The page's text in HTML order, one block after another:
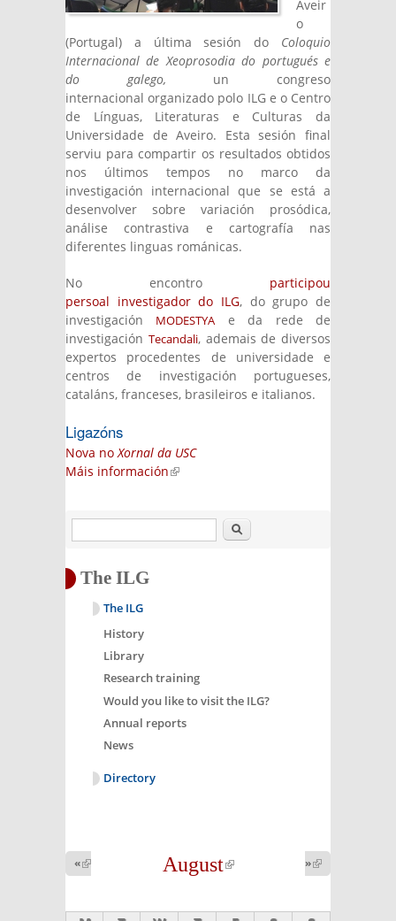
Aveir
o
(Portugal) a última sesión do Coloquio
Internacional de Xeoprosodia do portugués e
do galego, un congreso
internacional organizado polo ILG e o Centro
de Línguas, Literaturas e Culturas da
Universidade de Aveiro. Esta sesión final
serviu para compartir os resultados obtidos
nos últimos tempos no marco da
investigación internacional que se está a
desenvolver sobre variación prosódica,
análise contrastiva e cartografía nas
diferentes linguas románicas.
No encontro participou
persoal investigador do ILG, do grupo de
investigación MODESTYA e da rede de
investigación Tecandali, ademais de diversos
expertos procedentes de universidade e
centros de investigación portugueses,
cataláns, franceses, brasileiros e italianos.
Ligazóns
Nova noXornal da USC
Máis información(link is external)
Search
The ILG
The ILG
History
Library
Research training
Would you like to visit the ILG?
Annual reports
News
Directory
August
(link is
«
external)
»
external)